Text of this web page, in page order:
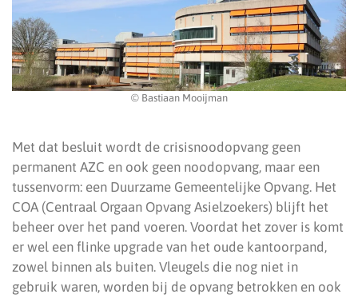
© Bastiaan Mooijman
Met dat besluit wordt de crisisnoodopvang geen
permanent AZC en ook geen noodopvang, maar een
tussenvorm: een Duurzame Gemeentelijke Opvang. Het
COA (Centraal Orgaan Opvang Asielzoekers) blijft het
beheer over het pand voeren. Voordat het zover is komt
er wel een flinke upgrade van het oude kantoorpand,
zowel binnen als buiten. Vleugels die nog niet in
gebruik waren, worden bij de opvang betrokken en ook